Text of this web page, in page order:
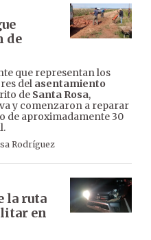
de
que representan los
del asentamiento
de Santa Rosa,
y comenzaron a reparar
de aproximadamente 30
Rodríguez
la ruta
en